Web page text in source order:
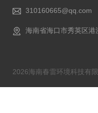
310160665@qq.com
海南省海口市秀英区港
2026海南春雷环境科技有